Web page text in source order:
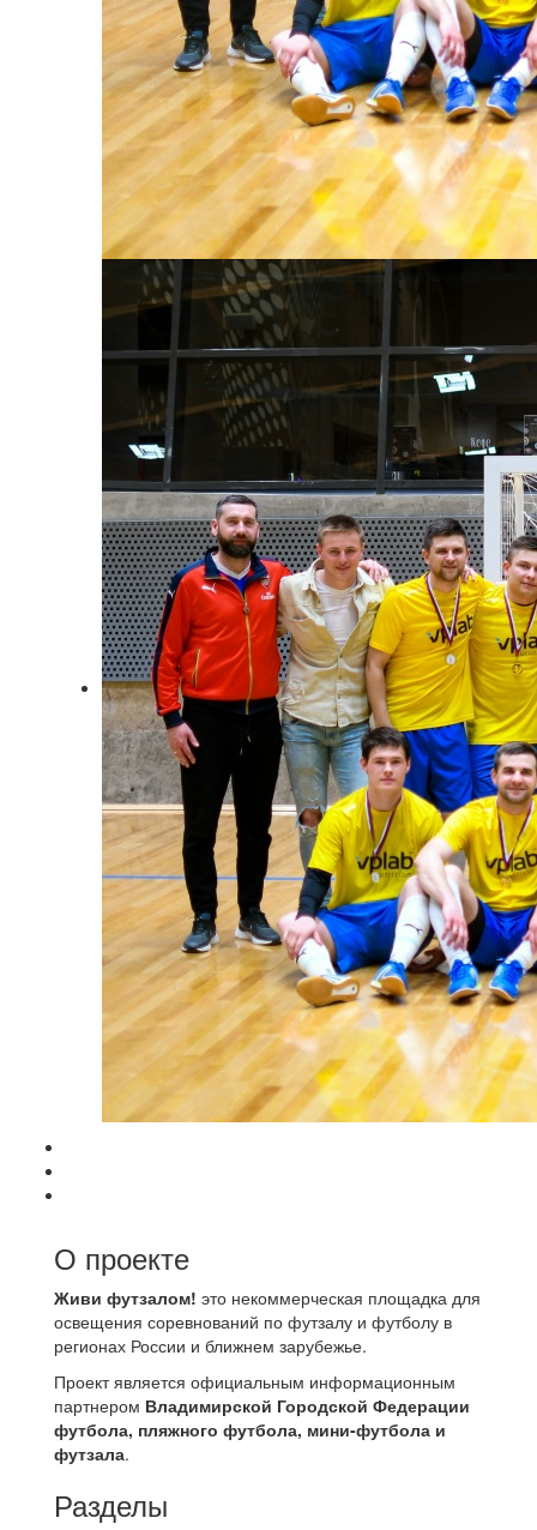
О проекте
Живи футзалом! это некоммерческая площадка для
освещения соревнований по футзалу и футболу в
регионах России и ближнем зарубежье.
Проект является официальным информационным
партнером Владимирской Городской Федерации
футбола, пляжного футбола, мини-футбола и
футзала.
Разделы